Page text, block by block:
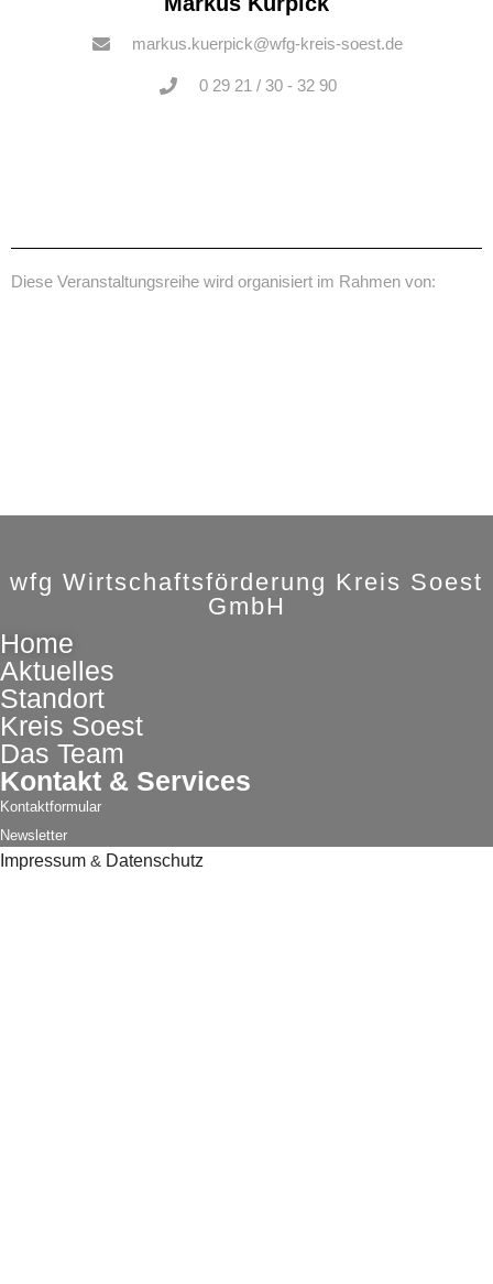
markus.kuerpick@wfg-kreis-soest.de
0 29 21 / 30 - 32 90
Diese Veranstaltungsreihe wird organisiert im Rahmen von:
wfg Wirtschaftsförderung Kreis Soest
GmbH
Home
Aktuelles
Standort
Kreis Soest
Das Team
Kontakt & Services
Kontaktformular
Newsletter
Impressum & Datenschutz